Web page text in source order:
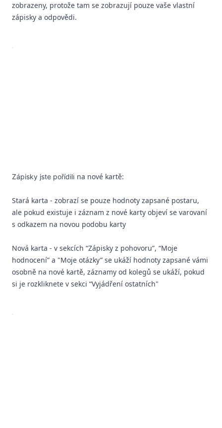
zobrazeny, protože tam se zobrazují pouze vaše vlastní
zápisky a odpovědi.
Zápisky jste pořídili na nové kartě:
Stará karta - zobrazí se pouze hodnoty zapsané postaru,
ale pokud existuje i záznam z nové karty objeví se varovaní
s odkazem na novou podobu karty
Nová karta - v sekcích “Zápisky z pohovoru”, “Moje
hodnocení” a "Moje otázky” se ukáží hodnoty zapsané vámi
osobně na nové kartě, záznamy od kolegů se ukáží, pokud
si je rozkliknete v sekci “Vyjádření ostatních"